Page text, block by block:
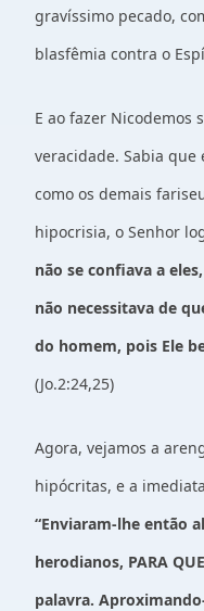
gravíssimo pecado,
blasfêmia contra o
E ao fazer Nicodemos
veracidade. Sabia que
como os demais
hipocrisia, o Senhor
não se confiava a
não necessitava de
do homem, pois Ele
(Jo.2:24,25)
Agora, vejamos a
hipócritas, e a
“Enviaram-lhe então
herodianos, PARA
palavra.